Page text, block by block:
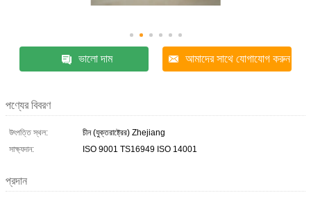
ভালো দাম আমাদের সাথে যোগাযোগ করুন
পণ্যের বিবরণ
উৎপত্তি স্থল:
চীন (যুক্তরাষ্ট্রের) Zhejiang
সাক্ষ্যদান:
ISO 9001 TS16949 ISO 14001
প্রদান